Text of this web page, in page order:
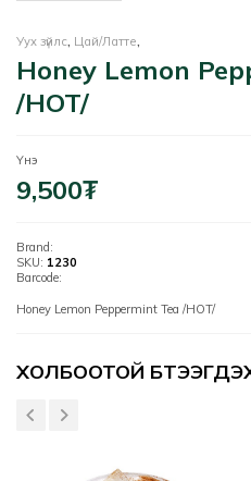
Уух зүйлс, Цай/Латте,
Honey Lemon
/HOT/
Үнэ
9,500₮
Brand:
SKU: 1230
Barcode:
Honey Lemon Peppermint Tea /HOT/
Үзүүлэлтүүд
ХОЛБООТОЙ